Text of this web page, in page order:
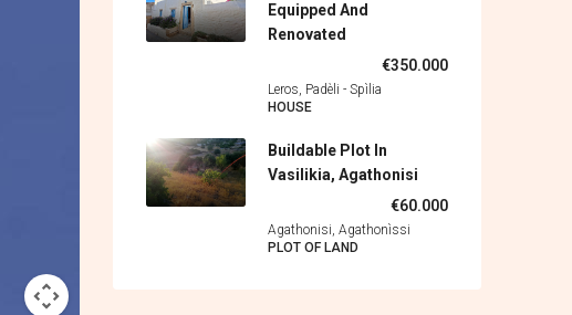
Equipped And
Renovated
€350.000
Leros, Padèli - Spìlia
HOUSE
Buildable Plot In
Vasilikia, Agathonisi
€60.000
Agathonisi, Agathonìssi
PLOT OF LAND